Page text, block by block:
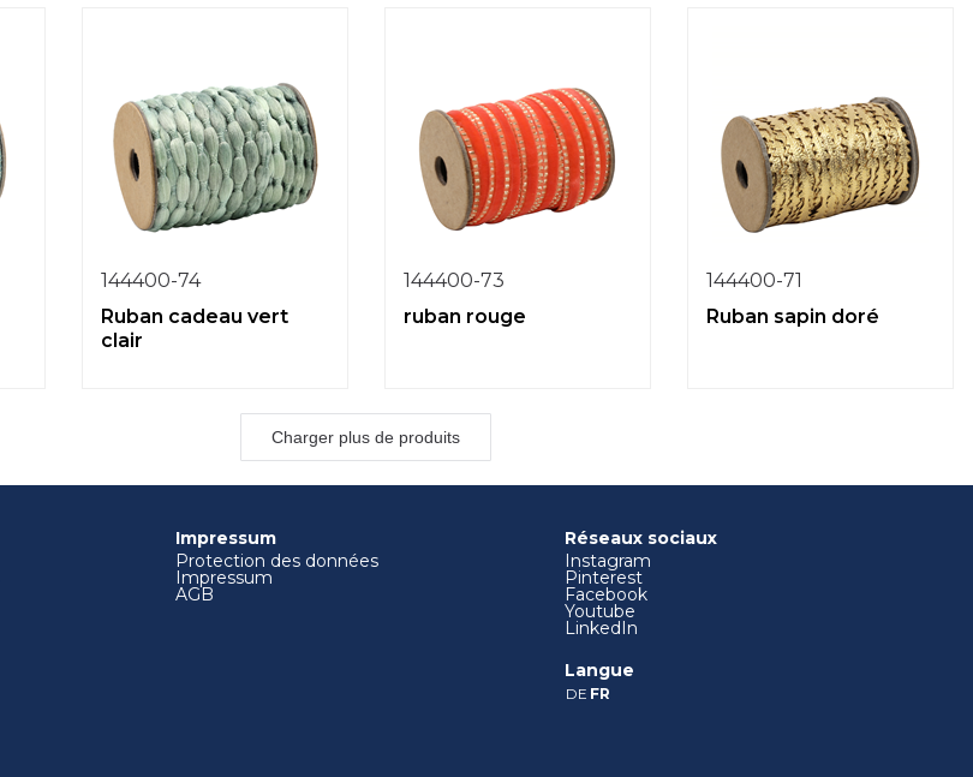
144400-74
Ruban cadeau vert
clair
144400-73
ruban rouge
144400-71
Ruban sapin doré
Charger plus de produits
Impressum
Protection des données
Impressum
AGB
Réseaux sociaux
Instagram
Pinterest
Facebook
Youtube
LinkedIn
Langue
DE FR